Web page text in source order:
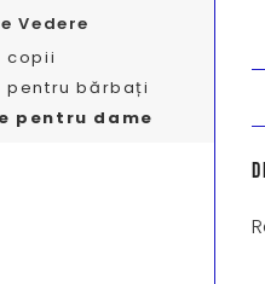
Vedere
copii
pentru bărbați
pentru dame